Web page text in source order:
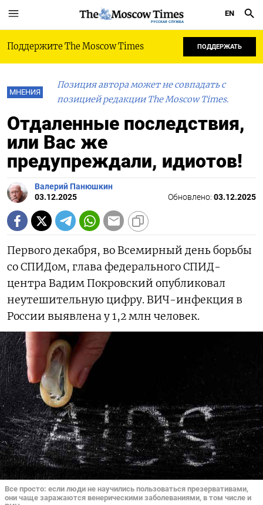
РУССКАЯ СЛУЖБА
EN
Поддержите The Moscow Times ПОДДЕРЖАТЬ
МНЕНИЯ
Позиция автора может не совпадать с
позицией редакции The Moscow Times.
Отдаленные последствия,
или Вас же
предупреждали, идиотов!
Валерий Панюшкин
03.12.2025
Обновлено: 03.12.2025
Первого декабря, во Всемирный день борьбы
со СПИДом, глава федерального СПИД-
центра Вадим Покровский опубликовал
неутешительную цифру. ВИЧ-инфекция в
России выявлена у 1,2 млн человек.
Все просто: если люди не научились пользоваться презервативами,
они чаще заражаются венерическими заболеваниями, в том числе и